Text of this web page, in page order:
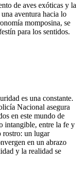
de aves exóticas y la
aventura hacia lo
momposina, se
para los sentidos.
es una constante.
Nacional asegura
en este mundo de
intangible, entre la fe y
rostro: un lugar
en un abrazo
y la realidad se